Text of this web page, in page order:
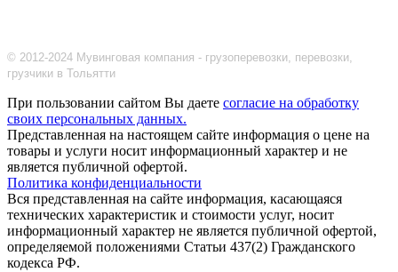
© 2012-2024 Мувинговая компания - грузоперевозки, перевозки,
грузчики в Тольятти
При пользовании сайтом Вы даете согласие на обработку
своих персональных данных.
Представленная на настоящем сайте информация о цене на
товары и услуги носит информационный характер и не
является публичной офертой.
Политика конфиденциальности
Вся представленная на сайте информация, касающаяся
технических характеристик и стоимости услуг, носит
информационный характер не является публичной офертой,
определяемой положениями Статьи 437(2) Гражданского
кодекса РФ.